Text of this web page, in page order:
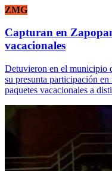
ZMG
Capturan en
vacacionales
Detuvieron en el municipio
su presunta participación
paquetes vacacionales a